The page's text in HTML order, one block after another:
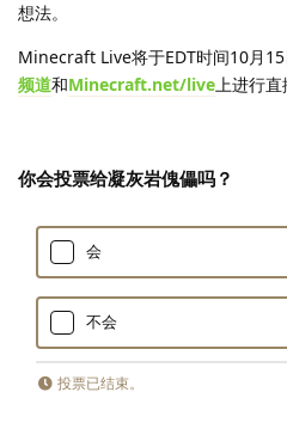
想法。
Minecraft Live将于EDT时间10月
频道和Minecraft.net/live 上进行
你会投票给凝灰岩傀儡吗？
会
不会
投票已结束。